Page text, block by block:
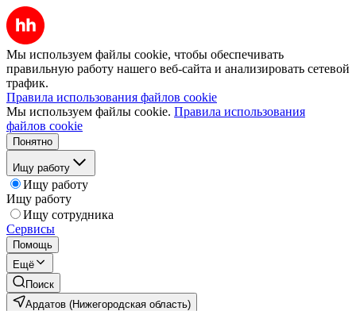
Мы используем файлы cookie, чтобы обеспечивать
правильную работу нашего веб-сайта и анализировать сетевой
трафик.
Правила использования файлов cookie
Мы используем файлы cookie. Правила использования
файлов cookie
Понятно
Ищу работу
Ищу работу
Ищу работу
Ищу сотрудника
Сервисы
Помощь
Ещё
Поиск
Ардатов (Нижегородская область)